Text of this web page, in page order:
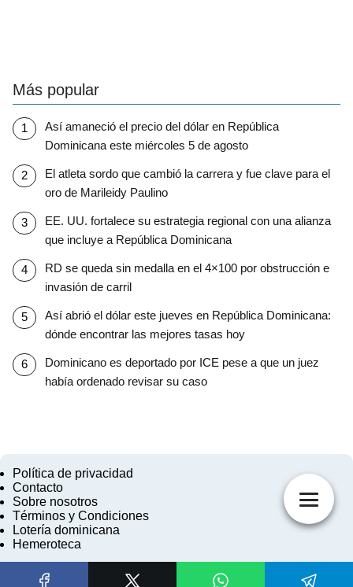
Más popular
Así amaneció el precio del dólar en República
Dominicana este miércoles 5 de agosto
El atleta sordo que cambió la carrera y fue clave para el
oro de Marileidy Paulino
EE. UU. fortalece su estrategia regional con una alianza
que incluye a República Dominicana
RD se queda sin medalla en el 4×100 por obstrucción e
invasión de carril
Así abrió el dólar este jueves en República Dominicana:
dónde encontrar las mejores tasas hoy
Dominicano es deportado por ICE pese a que un juez
había ordenado revisar su caso
Política de privacidad
Contacto
Sobre nosotros
Términos y Condiciones
Lotería dominicana
Hemeroteca